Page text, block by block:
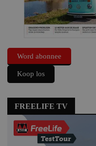
Word abonnee
Koop los
FREELIFE TV